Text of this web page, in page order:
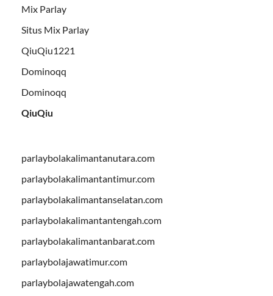
Mix Parlay
Situs Mix Parlay
QiuQiu1221
Dominoqq
Dominoqq
QiuQiu
parlaybolakalimantanutara.com
parlaybolakalimantantimur.com
parlaybolakalimantanselatan.com
parlaybolakalimantantengah.com
parlaybolakalimantanbarat.com
parlaybolajawatimur.com
parlaybolajawatengah.com